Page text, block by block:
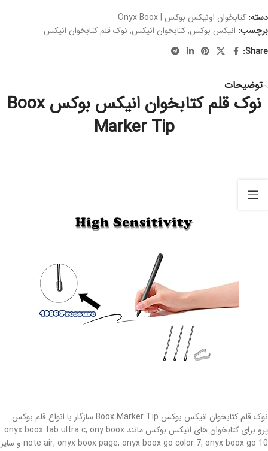
دسته: کتابخوان اونیکس بوکس | Onyx Boox
برچسب: انیکس بوکس,کتابخوان انیکس, نوک قلم کتابخوان انیکس
Share:
توضیحات
نوک قلم کتابخوان انیکس بوکس Boox
Marker Tip
نوک قلم کتابخوان انیکس بوکس Boox Marker Tip سازگار با انواع قلم بوکس
پرو برای کتابخوان های انیکس بوکس مانند onyx boox tab ultra c, ony boox
note air, onyx boox page, onyx boox go color 7, onyx boox go 10 و سایر